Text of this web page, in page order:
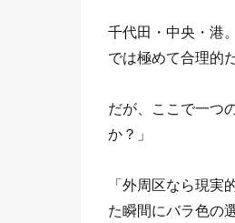
千代田・中央・港
では極めて合理的だ
だが、ここで一つ
か？」
「外周区なら現
た瞬間にバラ色の